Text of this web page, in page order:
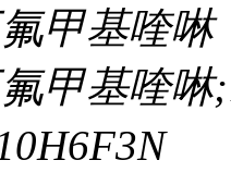
甲基喹啉
甲基喹啉